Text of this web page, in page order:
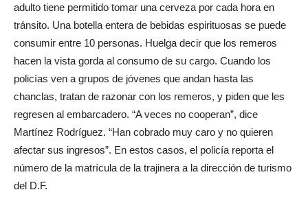
adulto tiene permitido tomar una cerveza por cada hora en
tránsito. Una botella entera de bebidas espirituosas se puede
consumir entre 10 personas. Huelga decir que los remeros
hacen la vista gorda al consumo de su cargo. Cuando los
policías ven a grupos de jóvenes que andan hasta las
chanclas, tratan de razonar con los remeros, y piden que les
regresen al embarcadero. “A veces no cooperan”, dice
Martínez Rodríguez. “Han cobrado muy caro y no quieren
afectar sus ingresos”. En estos casos, el policía reporta el
número de la matrícula de la trajinera a la dirección de turismo
del D.F.